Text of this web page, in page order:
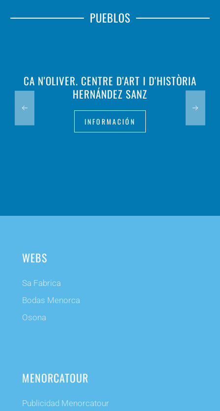
PUEBLOS
CA N'OLIVER. CENTRE D'ART I D'HISTÒRIA
HERNÁNDEZ SANZ
INFORMACIÓN
WEBS
Sa Fabrica
Bodas Menorca
Osona
MENORCATOUR
Publicidad Menorcatour